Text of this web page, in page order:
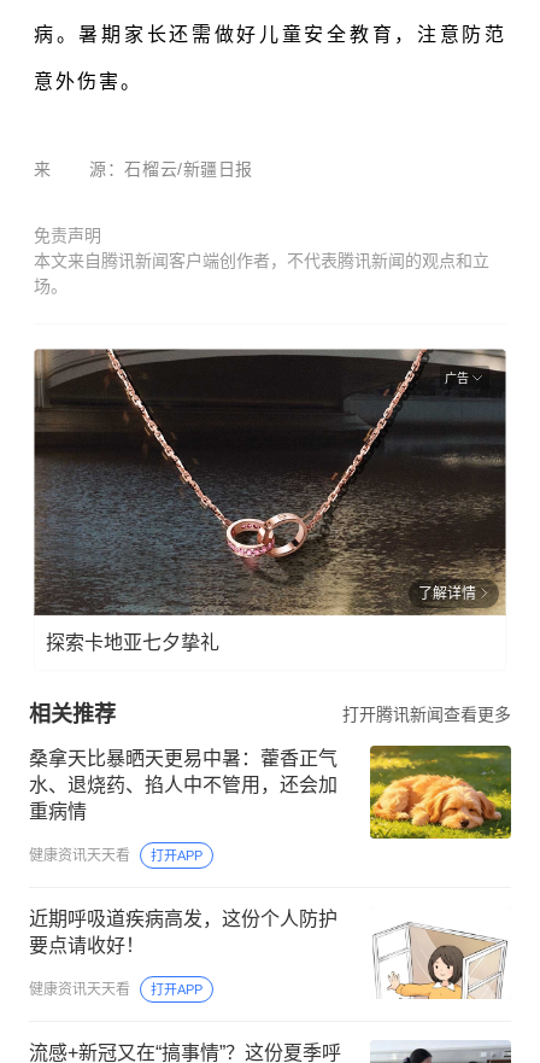
病。暑期家长还需做好儿童安全教育，注意防范
意外伤害。
来 源：石榴云/新疆日报
免责声明
本文来自腾讯新闻客户端创作者，不代表腾讯新闻的观点和立
场。
广告
了解详情
探索卡地亚七夕挚礼
相关推荐 打开腾讯新闻查看更多
桑拿天比暴晒天更易中暑：藿香正气
水、退烧药、掐人中不管用，还会加
重病情
健康资讯天天看 打开APP
近期呼吸道疾病高发，这份个人防护
要点请收好！
健康资讯天天看 打开APP
流感+新冠又在“搞事情”？这份夏季呼